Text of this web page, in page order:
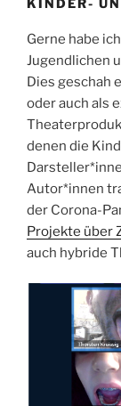
KINDER-
Gerne habe
Jugendlichen
Dies geschah
oder auch als
denen die
Autor*innen
der Corona-
Projekte über
auch hybride